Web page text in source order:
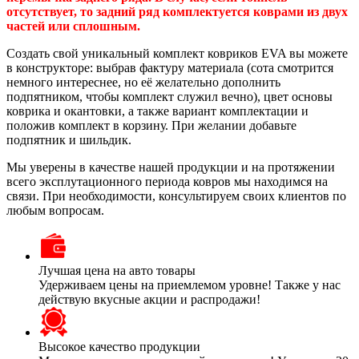
отсутствует, то задний ряд комплектуется коврами из двух
частей или сплошным.
Создать свой уникальный комплект ковриков EVA вы можете
в конструкторе: выбрав фактуру материала (сота смотрится
немного интереснее, но её желательно дополнить
подпятником, чтобы комплект служил вечно), цвет основы
коврика и окантовки, а также вариант комплектации и
положив комплект в корзину. При желании добавьте
подпятник и шильдик.
Мы уверены в качестве нашей продукции и на протяжении
всего эксплутационного периода ковров мы находимся на
связи. При необходимости, консультируем своих клиентов по
любым вопросам.
Лучшая цена на авто товары
Удерживаем цены на приемлемом уровне! Также у нас
действую вкусные акции и распродажи!
Высокое качество продукции